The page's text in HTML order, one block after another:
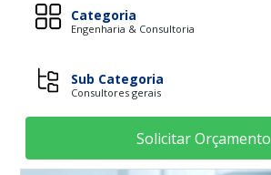
Categoria
Engenharia & Consultoria
Sub Categoria
Consultores gerais
Solicitar Orçamento